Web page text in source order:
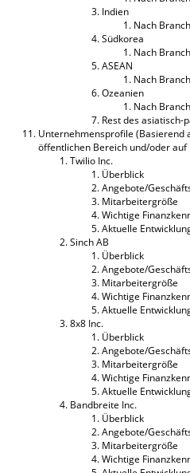
Indien
Nach
Südkorea
Nach
ASEAN
Nach
Ozeanien
Nach
Rest des asiatisch-
Unternehmensprofile
öffentlichen Bereich und/oder
Twilio Inc.
Überblick
Angebote/
Mitarbeitergröße
Wichtige
Aktuelle
Sinch AB
Überblick
Angebote/
Mitarbeitergröße
Wichtige
Aktuelle
8x8 Inc.
Überblick
Angebote/
Mitarbeitergröße
Wichtige
Aktuelle
Bandbreite Inc.
Überblick
Angebote/
Mitarbeitergröße
Wichtige